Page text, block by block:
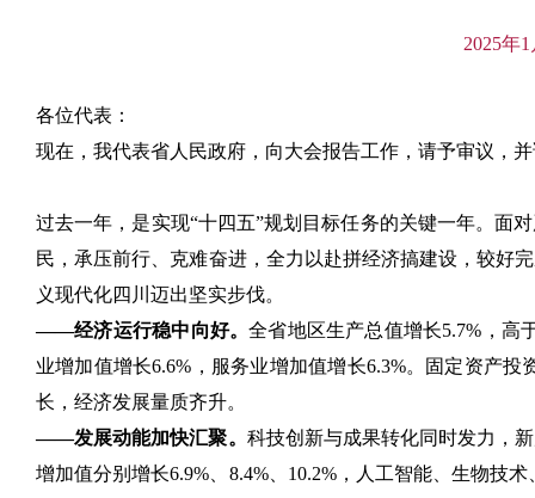
2025年
各位代表：
现在，我代表省人民政府，向大会报告工作，请予审议，
过去一年，是实现“十四五”规划目标任务的关键一年。面
民，承压前行、克难奋进，全力以赴拼经济搞建设，较好
义现代化四川迈出坚实步伐。
——经济运行稳中向好。全省地区生产总值增长5.7%，高
业增加值增长6.6%，服务业增加值增长6.3%。固定资产
长，经济发展量质齐升。
——发展动能加快汇聚。 科技创新与成果转化同时发力，
增加值分别增长6.9%、8.4%、10.2%，人工智能、生物技